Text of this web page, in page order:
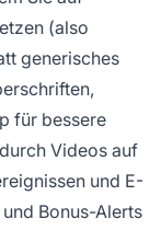
(also
generisches
für bessere
Videos auf
und E-
Bonus-Alerts